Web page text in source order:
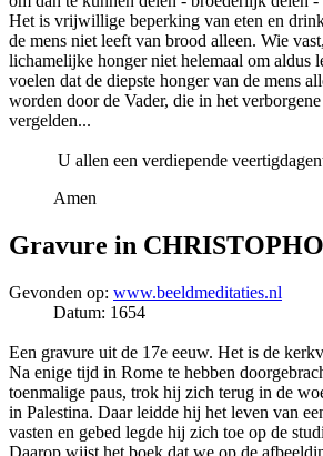
Het is vrijwillige beperking van eten en
de mens niet leeft van brood alleen. Wie
lichamelijke honger niet helemaal om aldus
voelen dat de diepste honger van de mens
worden door de Vader, die in het
vergelden...
U allen een verdiepende
Amen
Gravure in
Gevonden op: www.beeldmeditaties.nl
Datum: 1654
Een gravure uit de 17e eeuw. Het is de
Na enige tijd in Rome te hebben
toenmalige paus, trok hij zich terug in de
in Palestina. Daar leidde hij het leven van
vasten en gebed legde hij zich toe op de
Daarop wijst het boek dat we op de